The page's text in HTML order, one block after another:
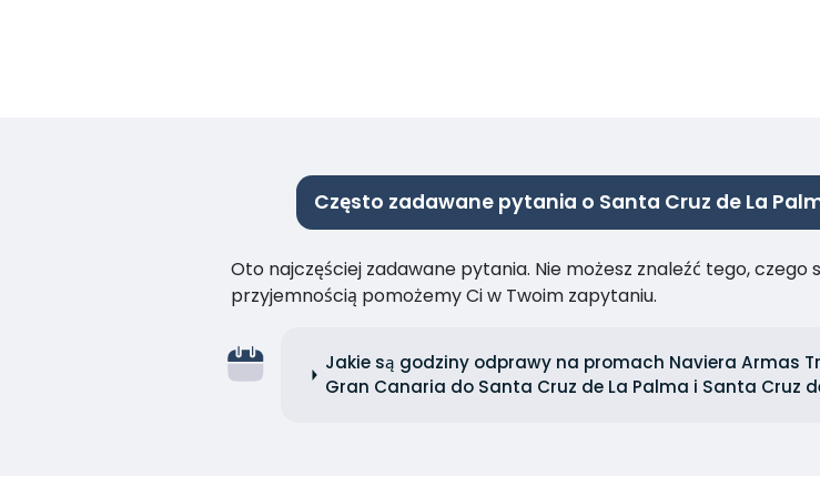
Często zadawane pytania o Santa Cruz de La
Oto najczęściej zadawane pytania. Nie możesz znaleźć tego, czego
przyjemnością pomożemy Ci w Twoim zapytaniu.
Jakie są godziny odprawy na promach Naviera Armas
Gran Canaria do Santa Cruz de La Palma i Santa Cruz